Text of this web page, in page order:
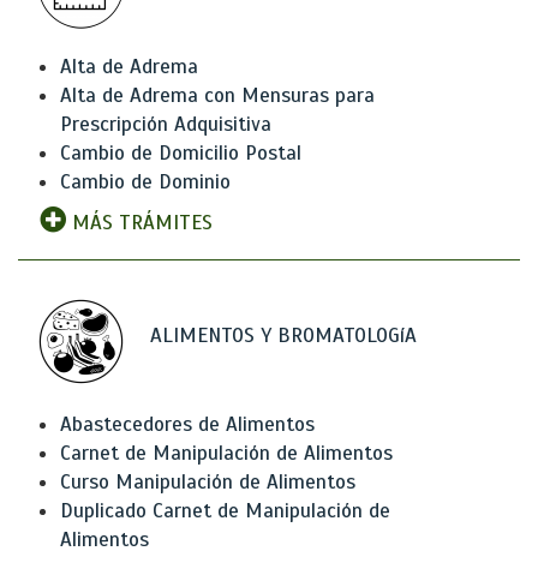
Alta de Adrema
Alta de Adrema con Mensuras para
Prescripción Adquisitiva
Cambio de Domicilio Postal
Cambio de Dominio
MÁS TRÁMITES
ALIMENTOS Y BROMATOLOGíA
Abastecedores de Alimentos
Carnet de Manipulación de Alimentos
Curso Manipulación de Alimentos
Duplicado Carnet de Manipulación de
Alimentos